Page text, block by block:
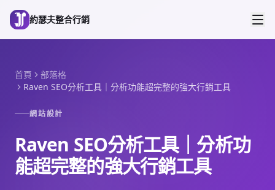
跳到主要內容
約瑟夫整合行銷
首頁
部落格
Raven SEO分析工具｜分析功能超完整的強大行銷工具
網站設計
Raven SEO分析工具｜分析功
能超完整的強大行銷工具